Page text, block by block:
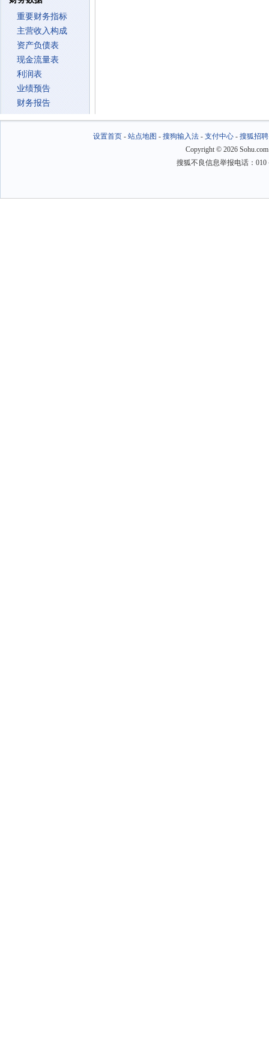
重要财务指标
主营收入构成
资产负债表
现金流量表
利润表
业绩预告
财务报告
设置首页- 站点地图 - 搜狗输入法- 支付中心- 搜狐招聘
Copyright © 2026
搜狐不良信息举报电话：010